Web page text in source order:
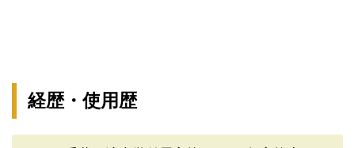
経歴・使用歴